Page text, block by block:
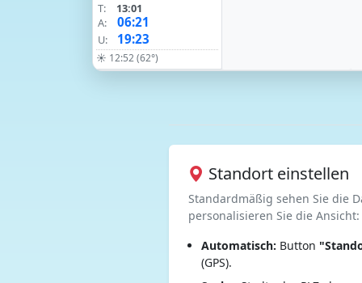
T:
13:01
A:
06:21
U: 19:23
☀ 12:52 (62°)
Standort einstellen
Standardmäßig sehen Sie die
personalisieren Sie die Ansicht:
Automatisch: Button
(GPS).